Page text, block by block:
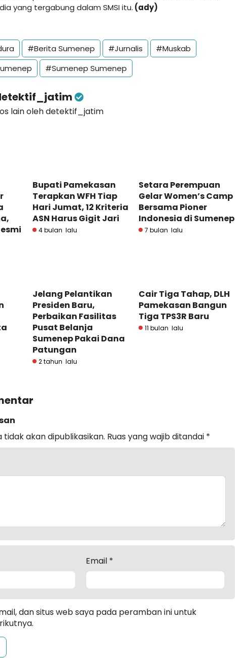
yang tergabung dalam SMSI itu. (ady)
#Berita Sumenep #Jurnalis
#Muskab
#Sumenep Sumenep
lain oleh detektif_jatim
Bupati Pamekasan
Terapkan WFH Tiap
Hari Jumat, 12 Kriteria
ASN Harus Gigit Jari
4 bulan lalu
Setara Perempuan
Gelar Women’s Camp
Bersama Pioner
Indonesia di Sumenep
7 bulan lalu
Jelang Pelantikan
Presiden Baru,
Perbaikan Fasilitas
Pusat Belanja
Sumenep Pakai Dana
Patungan
2 tahun lalu
Cair Tiga Tahap, DLH
Pamekasan Bangun
Tiga TPS3R Baru
11 bulan lalu
akan dipublikasikan. Ruas yang wajib ditandai *
Email *
dan situs web saya pada peramban ini untuk